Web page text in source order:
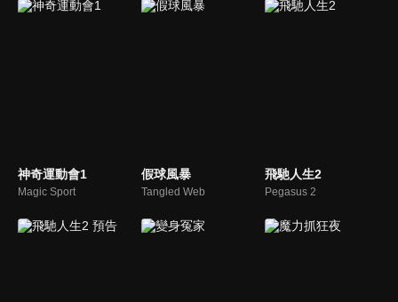
神奇運動會1
Magic Sport
假球風暴
Tangled Web
飛馳人生2
Pegasus 2